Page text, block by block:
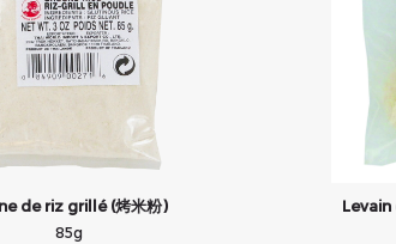
de riz grillé (烤米粉)
85g
Levain